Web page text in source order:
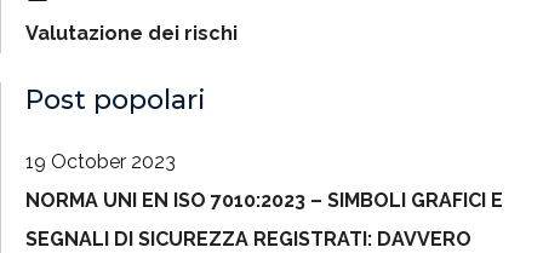
Valutazione dei rischi
Post popolari
19 October 2023
NORMA UNI EN ISO 7010:2023 – SIMBOLI GRAFICI E
SEGNALI DI SICUREZZA REGISTRATI: DAVVERO